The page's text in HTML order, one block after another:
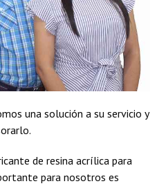
una solución a su servicio y
de resina acrílica para
para nosotros es